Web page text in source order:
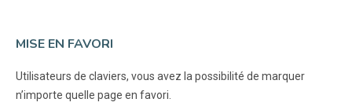
MISE EN FAVORI
Utilisateurs de claviers, vous avez la possibilité de marquer
n’importe quelle page en favori.